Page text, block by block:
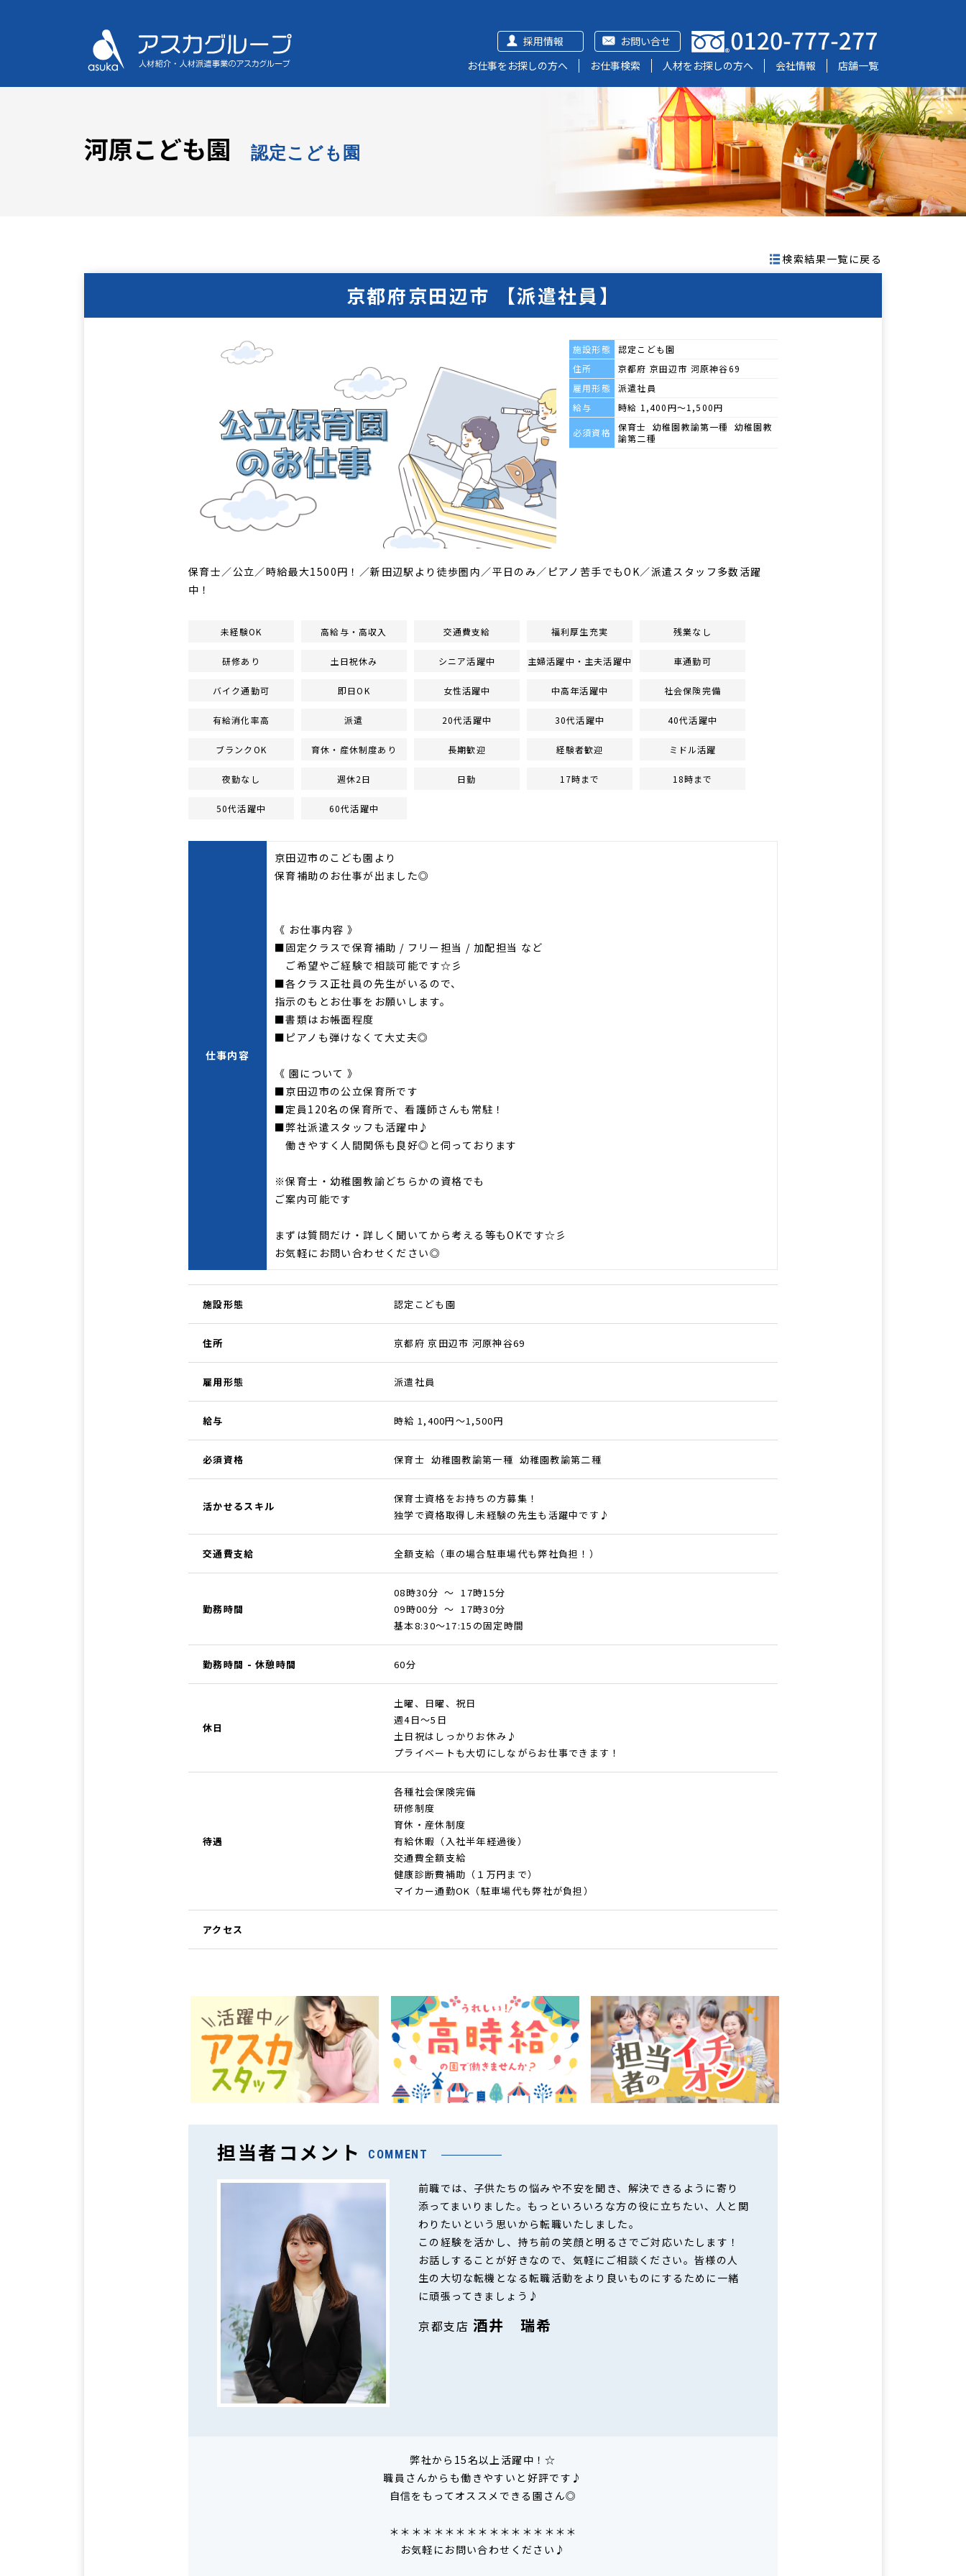
お問い合せ
採用情報
お仕事をお探しの方へ
お仕事検索 人材をお探しの方へ 会社情報 店舗一覧
河原こども園 認定こども園
検索結果一覧に戻る
京都府京田辺市 【派遣社員】
施設形態
認定こども園
住所
京都府 京田辺市 河原神谷69
雇用形態
派遣社員
給与
時給 1,400円～1,500円
必須資格
保育士 幼稚園教諭第一種 幼稚園教
諭第二種
保育士／公立／時給最大1500円！／新田辺駅より徒歩圏内／平日のみ／ピアノ苦手でもOK／派遣スタッフ多数活躍
中！
未経験OK 高給与・高収入 交通費支給 福利厚生充実 残業なし
研修あり 土日祝休み シニア活躍中 主婦活躍中・主夫活躍中 車通勤可
バイク通勤可 即日OK 女性活躍中 中高年活躍中 社会保険完備
有給消化率高 派遣 20代活躍中 30代活躍中 40代活躍中
ブランクOK 育休・産休制度あり 長期歓迎 経験者歓迎 ミドル活躍
夜勤なし 週休2日 日勤 17時まで 18時まで
50代活躍中 60代活躍中
仕事内容
京田辺市のこども園より
保育補助のお仕事が出ました◎
《 お仕事内容 》
■固定クラスで保育補助 / フリー担当 / 加配担当 など
ご希望やご経験で相談可能です☆彡
■各クラス正社員の先生がいるので、
指示のもとお仕事をお願いします。
■書類はお帳面程度
■ピアノも弾けなくて大丈夫◎
《 園について 》
■京田辺市の公立保育所です
■定員120名の保育所で、看護師さんも常駐！
■弊社派遣スタッフも活躍中♪
働きやすく人間関係も良好◎と伺っております
※保育士・幼稚園教諭どちらかの資格でも
ご案内可能です
まずは質問だけ・詳しく聞いてから考える等もOKです☆彡
お気軽にお問い合わせください◎
施設形態 認定こども園
住所 京都府 京田辺市 河原神谷69
雇用形態 派遣社員
給与 時給 1,400円～1,500円
必須資格 保育士 幼稚園教諭第一種 幼稚園教諭第二種
活かせるスキル
保育士資格をお持ちの方募集！
独学で資格取得し未経験の先生も活躍中です♪
交通費支給 全額支給（車の場合駐車場代も弊社負担！）
勤務時間
08時30分 ～ 17時15分
09時00分 ～ 17時30分
基本8:30～17:15の固定時間
勤務時間 - 休憩時間 60分
休日
土曜、日曜、祝日
週4日～5日
土日祝はしっかりお休み♪
プライベートも大切にしながらお仕事できます！
待遇
各種社会保険完備
研修制度
育休・産休制度
有給休暇（入社半年経過後）
交通費全額支給
健康診断費補助（１万円まで）
マイカー通勤OK（駐車場代も弊社が負担）
アクセス
担当者コメント COMMENT
前職では、子供たちの悩みや不安を聞き、解決できるように寄り
添ってまいりました。もっといろいろな方の役に立ちたい、人と関
わりたいという思いから転職いたしました。
この経験を活かし、持ち前の笑顔と明るさでご対応いたします！
お話しすることが好きなので、気軽にご相談ください。皆様の人
生の大切な転機となる転職活動をより良いものにするために一緒
に頑張ってきましょう♪
京都支店 酒井 瑞希
弊社から15名以上活躍中！☆
職員さんからも働きやすいと好評です♪
自信をもってオススメできる園さん◎
＊＊＊＊＊＊＊＊＊＊＊＊＊＊＊＊＊
お気軽にお問い合わせください♪